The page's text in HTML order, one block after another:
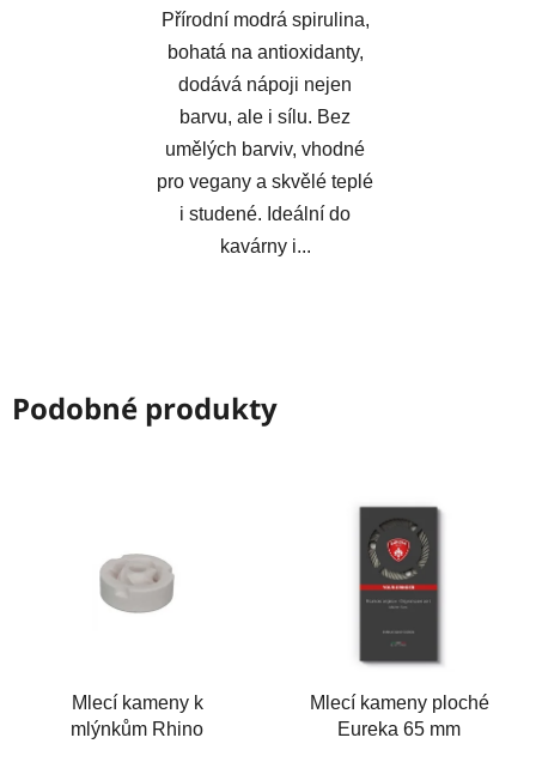
Přírodní modrá spirulina,
bohatá na antioxidanty,
dodává nápoji nejen
barvu, ale i sílu. Bez
umělých barviv, vhodné
pro vegany a skvělé teplé
i studené. Ideální do
kavárny i...
Podobné produkty
Mlecí kameny k
mlýnkům Rhino
Mlecí kameny ploché
Eureka 65 mm